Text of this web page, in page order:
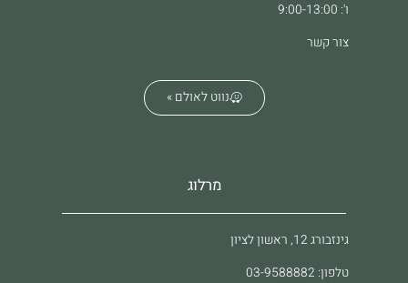
ו': 9:00-13:00
צור קשר
נווט לאולם »
מרלוג
גינזבורג 12, ראשון לציון
טלפון: 03-9588882